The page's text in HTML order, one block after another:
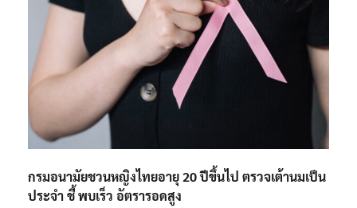
กรมอนามัยชวนหญิงไทยอายุ 20 ปีขึ้นไป ตรวจเต้านมเป็น
ประจำ ชี้ พบเร็ว อัตรารอดสูง